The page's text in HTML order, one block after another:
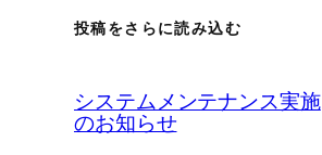
投稿をさらに読み込む
システムメンテナンス実施
のお知らせ